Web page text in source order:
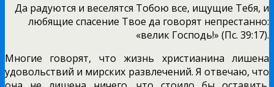
Да радуются и веселятся Тобою все, ищущие Тебя, и
любящие спасение Твое да говорят непрестанно:
«велик Господь!» (Пс. 39:17).
Многие говорят, что жизнь христианина лишена
удовольствий и мирских развлечений. Я отвечаю, что